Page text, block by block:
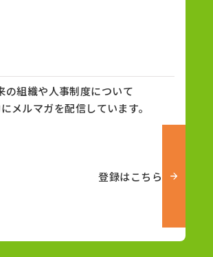
の組織や人事制度について
メルマガを配信しています。
登録はこちら